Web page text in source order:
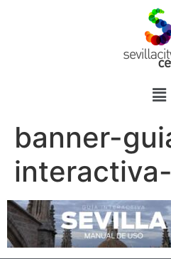
banner-